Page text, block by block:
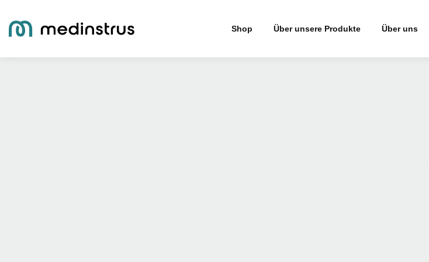
Shop Über unsere Produkte Über uns
Home» Shop»GAMA